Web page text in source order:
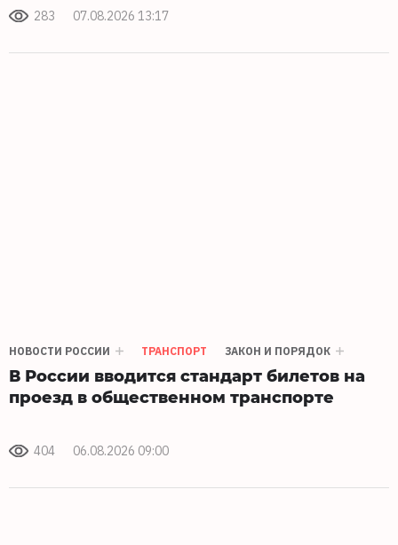
283 07.08.2026 13:17
НОВОСТИ РОССИИ ТРАНСПОРТ ЗАКОН И ПОРЯДОК
В России вводится стандарт билетов на
проезд в общественном транспорте
404 06.08.2026 09:00